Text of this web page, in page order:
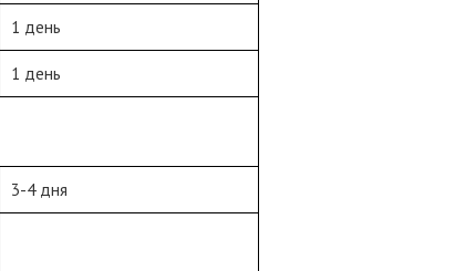
1 день
1 день
3-4 дня